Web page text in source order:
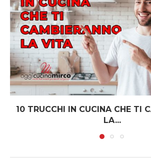
10 TRUCCHI IN CUCINA CHE TI
LA...